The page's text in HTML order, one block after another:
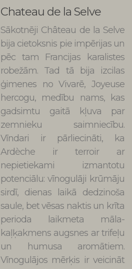
Chateau de la Selve
Sākotnēji Château de la Selve
bija cietoksnis pie impērijas un
pēc tam Francijas karalistes
robežām. Tad tā bija izcilas
ģimenes no Vivarē, Joyeuse
hercogu, medību nams, kas
gadsimtu gaitā kļuva par
zemnieku saimniecību.
Vīndari ir pārliecināti, ka
Ardèche ir terroir ar
nepietiekami izmantotu
potenciālu: vīnogulāji krūmāju
sirdī, dienas laikā dedzinoša
saule, bet vēsas naktis un krīta
perioda laikmeta māla-
kaļķakmens augsnes ar trifeļu
un humusa aromātiem.
Vīnogulājos mērķis ir veicināt